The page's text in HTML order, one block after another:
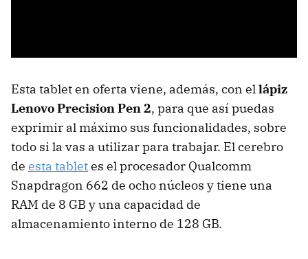
Esta tablet en oferta viene, además, con ellápiz
Lenovo Precision Pen 2, para que así puedas
exprimir al máximo sus funcionalidades, sobre
todo si la vas a utilizar para trabajar. El cerebro
de esta tabletes el procesador Qualcomm
Snapdragon 662 de ocho núcleos y tiene una
RAM de 8 GB y una capacidad de
almacenamiento interno de 128 GB.